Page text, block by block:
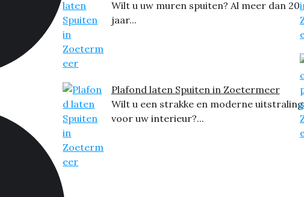
Wilt u uw muren spuiten? Al meer dan 20
jaar...
Plafond laten Spuiten in Zoetermeer
Wilt u een strakke en moderne uitstraling
voor uw interieur?...